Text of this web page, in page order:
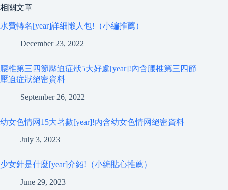
相關文章
水費轉名[year]詳細懶人包!（小編推薦）
December 23, 2022
腰椎第三四節壓迫症狀5大好處[year]!內含腰椎第三四節
壓迫症狀絕密資料
September 26, 2022
幼女色情网15大著數[year]!內含幼女色情网絕密資料
July 3, 2023
少女針是什麼[year]介紹!（小編貼心推薦）
June 29, 2023